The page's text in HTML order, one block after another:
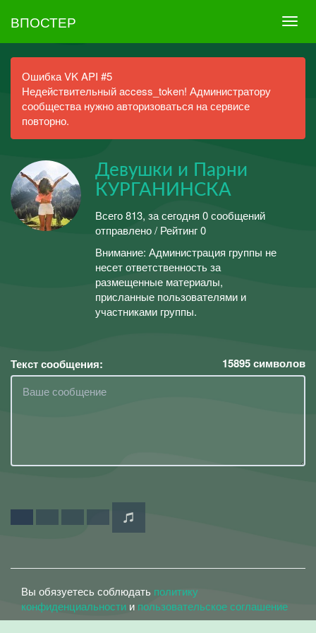
ВПОСТЕР
Ошибка VK API #5
Недействительный access_token! Администратору
сообщества нужно авторизоваться на сервисе
повторно.
Девушки и Парни
КУРГАНИНСКА
Всего 813, за сегодня 0 сообщений
отправлено / Рейтинг 0
Внимание: Администрация группы не
несет ответственность за
размещенные материалы,
присланные пользователями и
участниками группы.
Текст сообщения: 15895символов
Вы обязуетесь соблюдать политику
конфиденциальности и пользовательское соглашение